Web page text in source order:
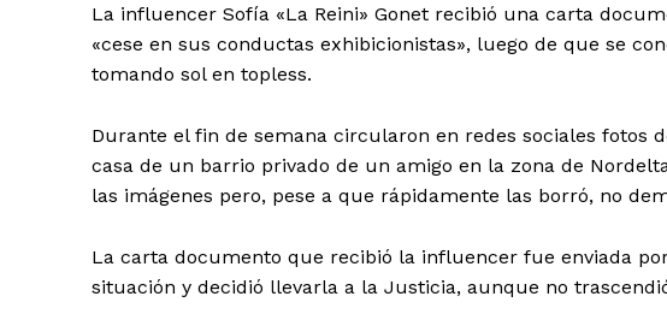
La influencer Sofía «La Reini» Gonet recibió una carta
«cese en sus conductas exhibicionistas», luego de que se
tomando sol en topless.
Durante el fin de semana circularon en redes sociales fotos
casa de un barrio privado de un amigo en la zona de
las imágenes pero, pese a que rápidamente las borró, no
La carta documento que recibió la influencer fue enviada
situación y decidió llevarla a la Justicia, aunque no